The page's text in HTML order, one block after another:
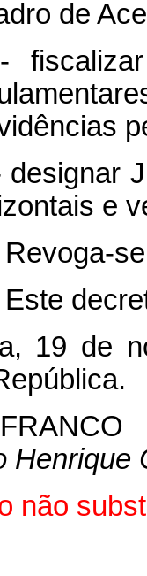
de
designar
e
Revoga-
Este
19 de
Henrique
não